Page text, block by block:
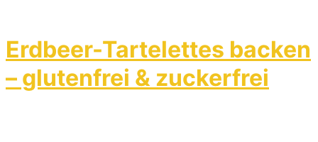
Erdbeer-Tartelettes backen
– glutenfrei & zuckerfrei